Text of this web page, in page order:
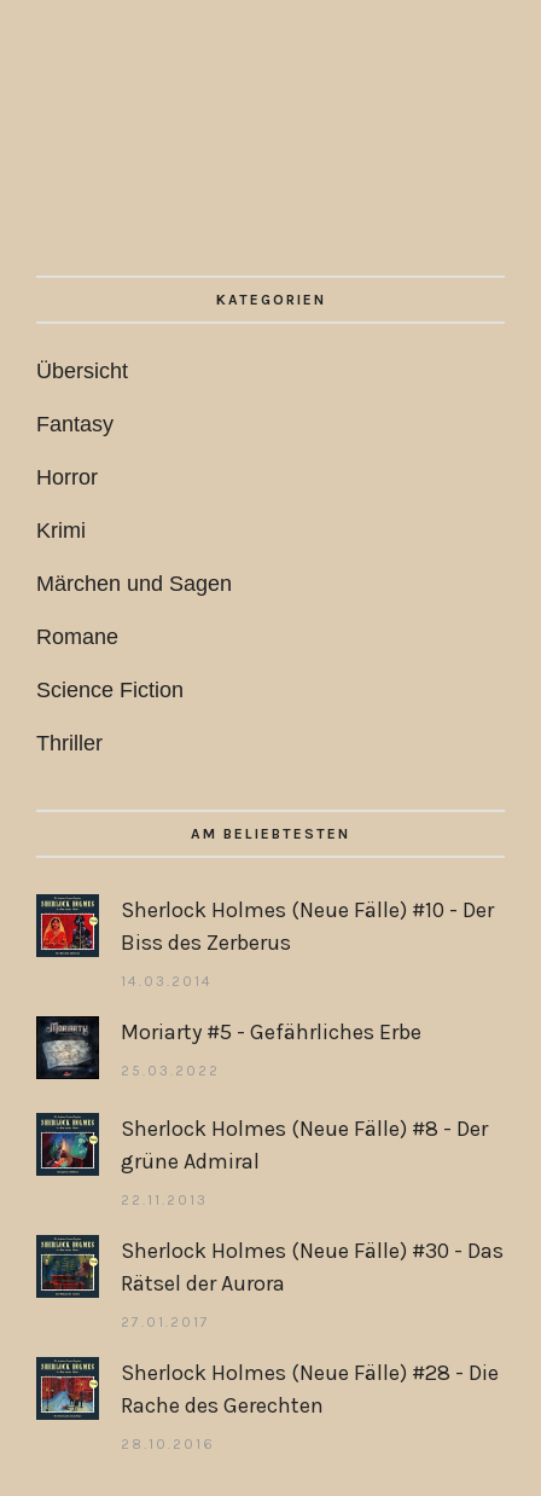
KATEGORIEN
Übersicht
Fantasy
Horror
Krimi
Märchen und Sagen
Romane
Science Fiction
Thriller
AM BELIEBTESTEN
Sherlock Holmes (Neue Fälle) #10 - Der
Biss des Zerberus
14.03.2014
Moriarty #5 - Gefährliches Erbe
25.03.2022
Sherlock Holmes (Neue Fälle) #8 - Der
grüne Admiral
22.11.2013
Sherlock Holmes (Neue Fälle) #30 - Das
Rätsel der Aurora
27.01.2017
Sherlock Holmes (Neue Fälle) #28 - Die
Rache des Gerechten
28.10.2016